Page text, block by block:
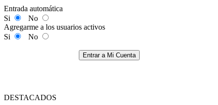
Entrada automática
Si
No
Agregarme a los usuarios activos
Si
No
Entrar a Mi Cuenta
DESTACADOS